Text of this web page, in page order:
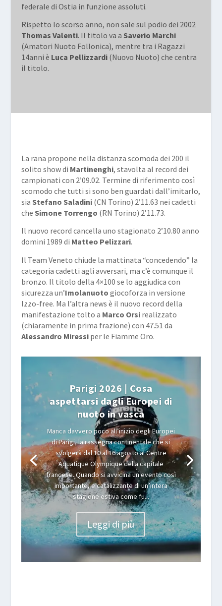
federale di Ostia in funzione assoluti.
Rispetto lo scorso anno, non sale sul podio dei 2002
Thomas Valenti. Il titolo va a Saverio Marchi
(Amatori Nuoto Follonica), mentre tra i Ragazzi
14anni è Luca Pellizzardi(Nuovo Nuoto) che centra
il titolo.
La rana propone nella distanza scomoda dei 200 il
solito show di Martinenghi, stavolta al record dei
campionati con 2’09.02. Termine di riferimento così
scomodo che tutti si sono ben guardati dall’imitarlo,
sia Stefano Saladini(CN Torino) 2’11.63 nei cadetti
che Simone Torrengo (RN Torino) 2’11.73.
Il nuovo record cancella uno stagionato 2’10.80 anno
domini 1989 di Matteo Pelizzari.
Il Team Veneto chiude la mattinata “concedendo” la
categoria cadetti agli avversari, ma c’è comunque il
bronzo. Il titolo della 4×100 se lo aggiudica con
sicurezza un’Imolanuoto giocoforza in versione
Izzo-free. Ma l’altra news è il nuovo record della
manifestazione tolto a Marco Orsirealizzato
(chiaramente in prima frazione) con 47.51 da
Alessandro Miressiper le Fiamme Oro.
Parigi 2026 | Cosa
aspettarsi dagli Europei di
nuoto in vasca
Manca davvero poco all’inizio degli Europei
di Parigi, la rassegna continentale che si
svolgerà dal 10 al 16 agosto al Centre
Aquatique Olympique della capitale
francese. Quando si avvicina un evento così
importante, e catalizzante di un’intera
stagione estiva come fu...
Leggi di più